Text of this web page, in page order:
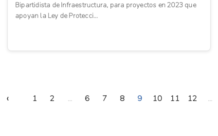
Bipartidista de Infraestructura, para proyectos en 2023 que
apoyan la Ley de Protecci...
‹ 1 2 ... 6 7 8 9 10 11 12 ...